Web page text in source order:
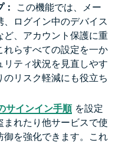
この機能では、メー
ログイン中のデバイス
、アカウント保護に重
らすべての設定を一か
リティ状況を見直しやす
のリスク軽減にも役立ち
サインイン手順を設定
れたり他サービスで使
御を強化できます。これ